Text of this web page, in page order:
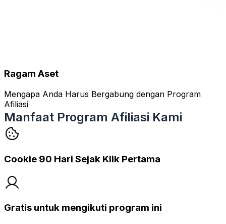
Ragam Aset
Mengapa Anda Harus Bergabung dengan Program
Afiliasi
Manfaat Program Afiliasi Kami
Cookie 90 Hari Sejak Klik Pertama
Gratis untuk mengikuti program ini